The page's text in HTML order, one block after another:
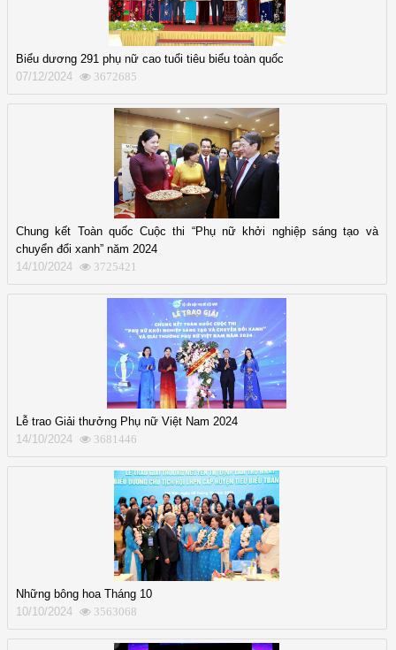
Biểu dương 291 phụ nữ cao tuổi tiêu biểu toàn quốc
07/12/2024
3672685
Chung kết Toàn quốc Cuộc thi “Phụ nữ khởi nghiệp sáng tạo và
chuyển đổi xanh” năm 2024
14/10/2024
3725421
Lễ trao Giải thưởng Phụ nữ Việt Nam 2024
14/10/2024
3681446
Những bông hoa Tháng 10
10/10/2024
3563068